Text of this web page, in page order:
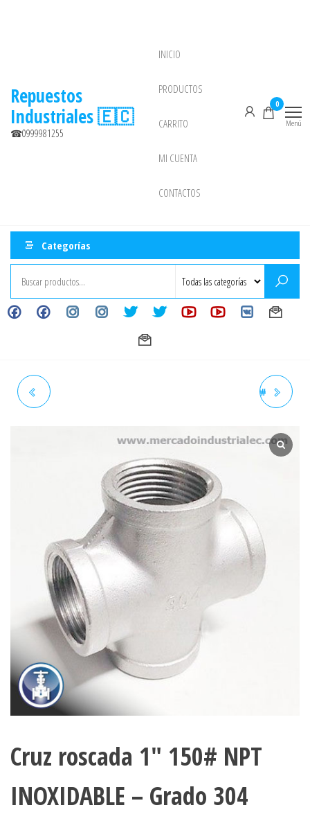
Repuestos
Industriales 🇪🇨
☎0999981255
INICIO
PRODUCTOS
CARRITO
MI CUENTA
CONTACTOS
0
Menú
Categorías
CRUZ ROSCADA 1-1/4" 150#
Cruz roscada 1″ 150# NPT
INOXIDABLE – Grado 304